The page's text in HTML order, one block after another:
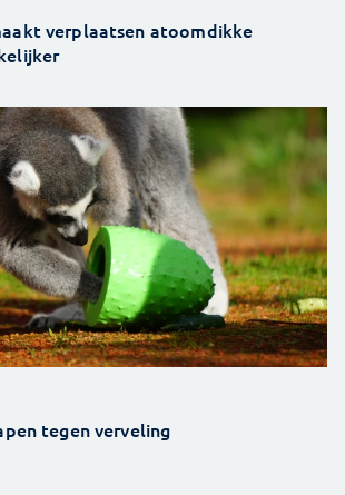
verplaatsen atoomdikke
tegen verveling